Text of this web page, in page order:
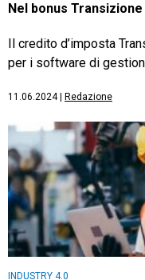
Nel bonus
Il credito d’imposta
per i software di
11.06.2024| Redazione
INDUSTRY 4.0